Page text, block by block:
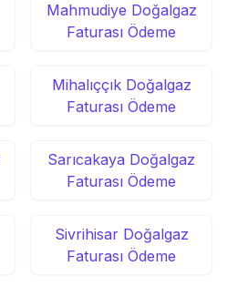
Mahmudiye Doğalgaz
Faturası Ödeme
Mihalıççık Doğalgaz
Faturası Ödeme
Sarıcakaya Doğalgaz
Faturası Ödeme
Sivrihisar Doğalgaz
Faturası Ödeme